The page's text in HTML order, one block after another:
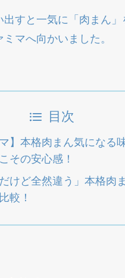
出すと一気に「肉まん」
マへ向かいました。
目次
マ】本格肉まん気になる
その安心感！
だけど全然違う」本格肉
較！